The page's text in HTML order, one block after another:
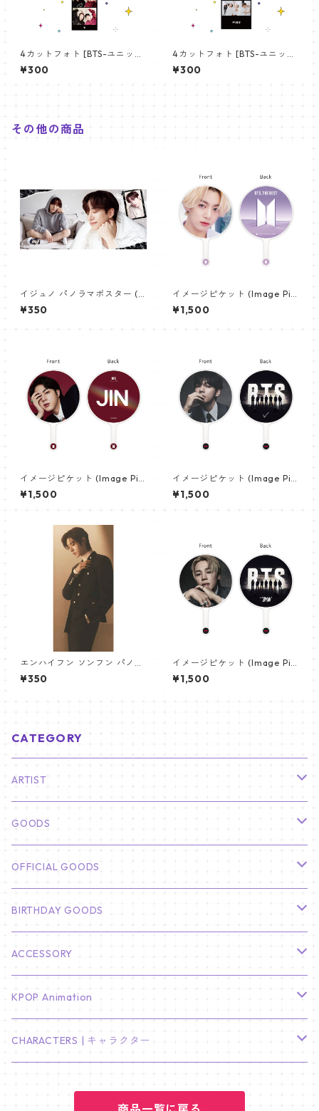
4カットフォト [BTS-ユニット
01] 4CUT PHOTO BTS- UNI
T 01
¥300
4カットフォト [BTS-ユニット
03] 4CUT PHOTO BTS- UNI
T 03
¥300
その他の商品
イジュノ パノラマポスター (L
eeJunho Poster) 700*330
mm 【leejunho-01】
¥350
イメージピケット (Image Pic
ket) うちわ - ジョングク (JU
NGKOOK_07)
¥1,500
イメージピケット (Image Pic
ket) うちわ - ジン (JIN-06)
¥1,500
イメージピケット (Image Pic
ket) うちわ - ヴィ (V_22)
¥1,500
エンハイフン ソンフン パノラ
マポスター (ENHYPEN SUNGH
OON Poster) 700*330mm
¥350
イメージピケット (Image Pic
ket) うちわ - ジミン(JIMIN-1
6)
¥1,500
CATEGORY
ARTIST
俳優
CHA EUN WOO
HYUNBIN
PARK BO GUM
BTS
JIN
J-HOPE
SEVENTEEN
S.COUPS
ジョンハン
Stray Kids
バンチャン
リノ
TXT
ヨンジュン
ENHYPEN
GOODS
カレンダー
壁掛けカレンダー
ミニ壁掛けカレンダー
フォトカードセット(60枚入り)
韓国語単語カード
プレミアム写真集
ステッカー&粘着メモ紙セット
OFFICIAL GOODS
LIGHT STICK
Light Stick Pouch
BT21
Stray Kids
MANIAC ENCORE
SKZOO
BIRTHDAY GOODS
01/01 WINTER
01/16 SEUNGKWAN
02/01 DOYOUNG
ACCESSORY
PIERCE
EARRING
KPOP Animation
KPop Demon Hunters
CHARACTERS | キャラクター